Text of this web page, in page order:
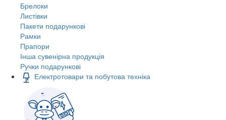
Брелоки
Листівки
Пакети подарункові
Рамки
Прапори
Інша сувенірна продукція
Ручки подарункові
Електротовари та побутова техніка